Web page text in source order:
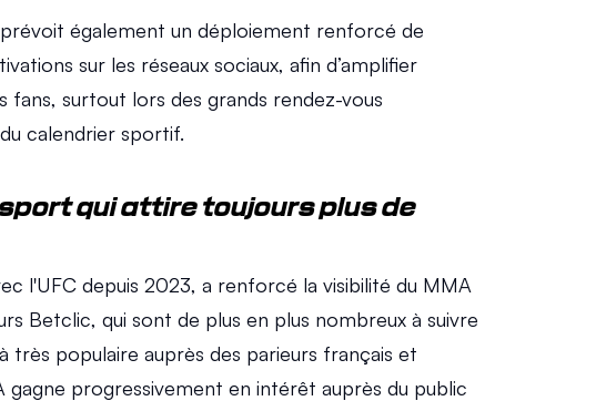
également un déploiement renforcé de
sur les réseaux sociaux, afin d’amplifier
fans, surtout lors des grands rendez-vous
calendrier sportif.
sport qui attire toujours plus de
l'UFC depuis 2023, a renforcé la visibilité du MMA
Betclic, qui sont de plus en plus nombreux à suivre
très populaire auprès des parieurs français et
gagne progressivement en intérêt auprès du public